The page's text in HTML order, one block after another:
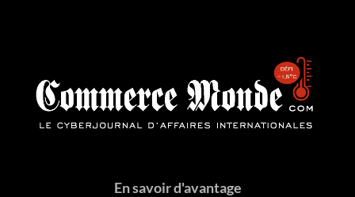
En savoir d'avantage